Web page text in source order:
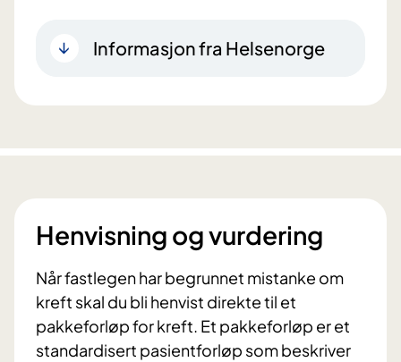
Informasjon fra Helsenorge
Henvisning og vurdering
Når fastlegen har begrunnet mistanke om
kreft skal du bli henvist direkte til et
pakkeforløp for kreft. Et pakkeforløp er et
standardisert pasientforløp som beskriver